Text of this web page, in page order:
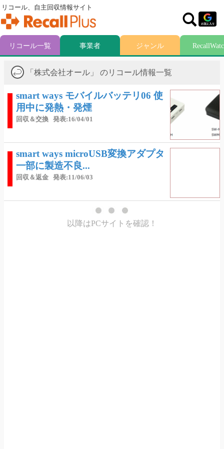
「株式会社オール」 のリコール情報一覧
smart ways モバイルバッテリ06 使
用中に発熱・発煙
回収＆交換 発表:16/04/01
smart ways microUSB変換アダプタ
一部に製造不良...
回収＆返金 発表:11/06/03
以降はPCサイトを確認！
リコール、自主回収情報サイト
リコール一覧 事業者 ジャンル